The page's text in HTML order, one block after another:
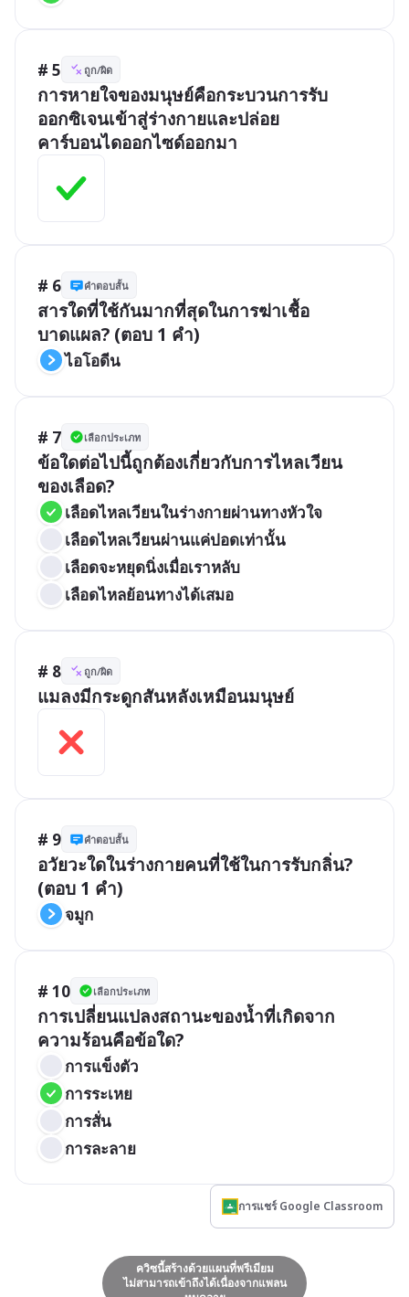
# 5 ถูก/ผิด
การหายใจของมนุษย์คือกระบวนการรับ
ออกซิเจนเข้าสู่ร่างกายและปล่อย
คาร์บอนไดออกไซด์ออกมา
# 6 คำตอบสั้น
สารใดที่ใช้กันมากที่สุดในการฆ่าเชื้อ
บาดแผล? (ตอบ 1 คำ)
ไอโอดีน
# 7 เลือกประเภท
ข้อใดต่อไปนี้ถูกต้องเกี่ยวกับการไหลเวียน
ของเลือด?
เลือดไหลเวียนในร่างกายผ่านทางหัวใจ
เลือดไหลเวียนผ่านแค่ปอดเท่านั้น
เลือดจะหยุดนิ่งเมื่อเราหลับ
เลือดไหลย้อนทางได้เสมอ
# 8 ถูก/ผิด
แมลงมีกระดูกสันหลังเหมือนมนุษย์
# 9 คำตอบสั้น
อวัยวะใดในร่างกายคนที่ใช้ในการรับกลิ่น?
(ตอบ 1 คำ)
จมูก
# 10 เลือกประเภท
การเปลี่ยนแปลงสถานะของน้ำที่เกิดจาก
ความร้อนคือข้อใด?
การแข็งตัว
การระเหย
การสั่น
การละลาย
การแชร์ Google Classroom
ควิซนี้สร้างด้วยแผนที่พรีเมียม
ไม่สามารถเข้าถึงได้เนื่องจากแพลน